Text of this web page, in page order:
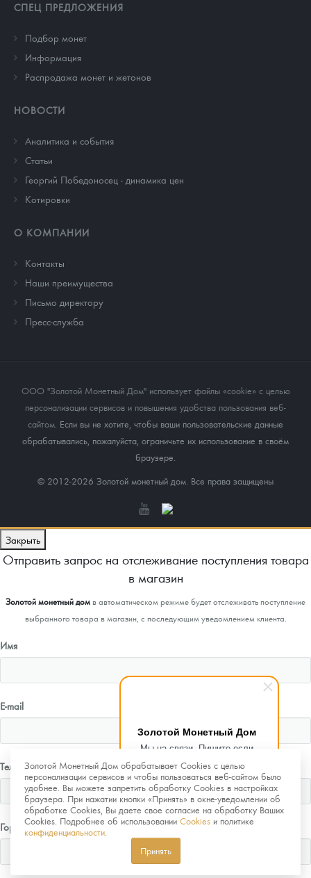
Золотой Монетный Дом
Мы на связи. Пишите если
возникнут любые вопросы.
Рады помочь.
СПЕЦ ПРЕДЛОЖЕНИЯ
Подбор монет
Информация
Распродажа монет и жетонов
НОВОСТИ
Аналитика и события
Cтатьи
Георгий Победоносец - динамика цен
Котировки
О КОМПАНИИ
Контакты
Наши преимущества
Письмо директору
Пресс-служба
ООО "Золотой Монетный Дом" использует файлы «cookie» с целью
персонализации сервисов и повышения удобства пользования веб-
сайтом . Если вы не хотите, чтобы ваши пользовательские данные
обрабатывались, пожалуйста, ограничьте их использование в своём
браузере.
© 2012-2026 Золотой монетный дом. Все права защищены
Золотой Монетный Дом обрабатывает Cookies с целью
персонализации сервисов и чтобы пользоваться веб-сайтом было
удобнее. Вы можете запретить обработку Cookies в настройках
браузера. При нажатии кнопки «Принять» в окне-уведомлении об
обработке Cookies, Вы даете свое согласие на обработку Ваших
Cookies. Подробнее об использовании Cookies и политике
конфиденциальности
Принять
Закрыть
Отправить запрос на отслеживание поступления товара
в магазин
Золотой монетный домв автоматическом режиме будет отслеживать поступление
выбранного товара в магазин, с последующим уведомлением клиента.
Имя
E-mail
Телефон
Город